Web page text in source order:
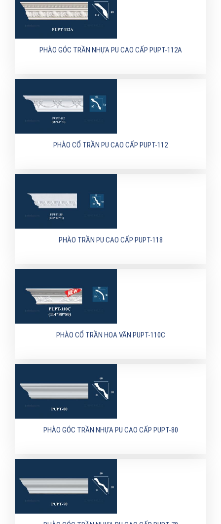
PHÀO GÓC TRẦN NHỰA PU CAO CẤP PUPT-112A
PHÀO CỔ TRẦN PU CAO CẤP PUPT-112
PHÀO TRẦN PU CAO CẤP PUPT-118
PHÀO CỔ TRẦN HOA VĂN PUPT-110C
PHÀO GÓC TRẦN NHỰA PU CAO CẤP PUPT-80